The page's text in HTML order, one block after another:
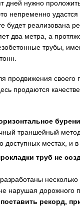
дней нужно
непременно удастся
реализована
два метра, а
трубы,
своего
продаются
траншейный
доступных местах, и
труб не
нарушая дорожного
рекорд,